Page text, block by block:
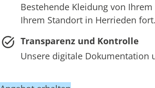
Bestehende Kleidung von
Ihrem Standort in Herrieden fort.
Transparenz und Kontrolle
Unsere digitale Dokumentation